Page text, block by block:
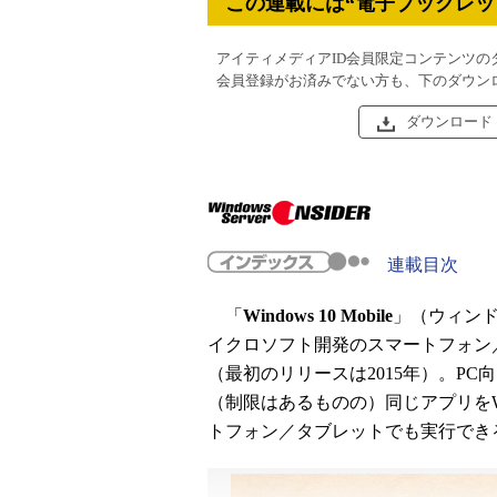
アイティメディアID会員限定コンテンツ
会員登録がお済みでない方も、下のダウン
ダウンロード
連載目次
「 Windows 10 Mobile 」（ウィン
イクロソフト開発のスマートフォ
（最初のリリースは2015年）。PC
（制限はあるものの）同じアプリ
トフォン／タブレットでも実行でき